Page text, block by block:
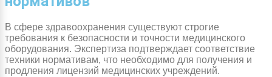
В сфере здравоохранения существуют строгие
требования к безопасности и точности медицинского
оборудования. Экспертиза подтверждает соответствие
техники нормативам, что необходимо для получения и
продления лицензий медицинских учреждений.